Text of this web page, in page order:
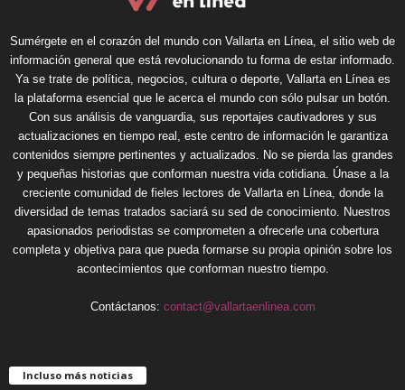
Sumérgete en el corazón del mundo con Vallarta en Línea, el sitio web de
información general que está revolucionando tu forma de estar informado.
Ya se trate de política, negocios, cultura o deporte, Vallarta en Línea es
la plataforma esencial que le acerca el mundo con sólo pulsar un botón.
Con sus análisis de vanguardia, sus reportajes cautivadores y sus
actualizaciones en tiempo real, este centro de información le garantiza
contenidos siempre pertinentes y actualizados. No se pierda las grandes
y pequeñas historias que conforman nuestra vida cotidiana. Únase a la
creciente comunidad de fieles lectores de Vallarta en Línea, donde la
diversidad de temas tratados saciará su sed de conocimiento. Nuestros
apasionados periodistas se comprometen a ofrecerle una cobertura
completa y objetiva para que pueda formarse su propia opinión sobre los
acontecimientos que conforman nuestro tiempo.
Contáctanos: contact@vallartaenlinea.com
Incluso más noticias